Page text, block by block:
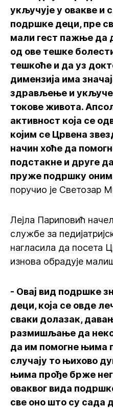
укључује у овакве и
подршке деци, пре
мали гест пажње да
од ове тешке
тешкоће и да уз
димензија има
здрављење и
токове живота.
активност која се
којим се Црвена
начин хоће да
подстакне и друге
пруже подршку
поручио је Светозар
Лејла Париповић
службе за
нагласила да посета
изнова обрадује
- Овај вид подршке
деци, која се овде
сваки долазак,
размишљање да
да им помогне њима
случају то њихово
њима прође брже
оваквог вида
све оно што су сада